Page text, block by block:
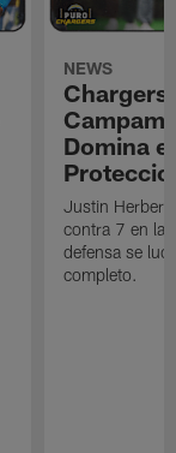
NEWS
Chargers
Domina
Justin Herbert
contra 7 en la
defensa se
completo.